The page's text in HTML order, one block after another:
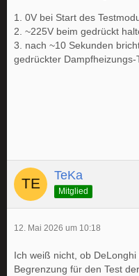
1. 0V bei Start des
2. ~225V beim gedrückt
3. nach ~10 Sekunden
gedrückter Dampfheizungs-
TeKa
Mitglied
12. Mai 2026 um 10:18
Ich weiß nicht, ob
Begrenzung für den Test